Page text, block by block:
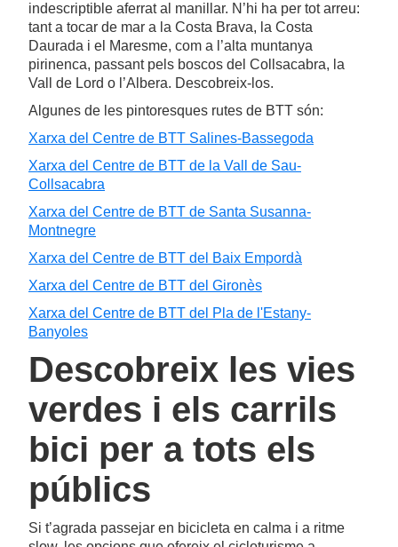
indescriptible aferrat al manillar. N’hi ha per tot arreu:
tant a tocar de mar a la Costa Brava, la Costa
Daurada i el Maresme, com a l’alta muntanya
pirinenca, passant pels boscos del Collsacabra, la
Vall de Lord o l’Albera. Descobreix-los.
Algunes de les pintoresques rutes de BTT són:
Xarxa del Centre de BTT Salines-Bassegoda
Xarxa del Centre de BTT de la Vall de Sau-
Collsacabra
Xarxa del Centre de BTT de Santa Susanna-
Montnegre
Xarxa del Centre de BTT del Baix Empordà
Xarxa del Centre de BTT del Gironès
Xarxa del Centre de BTT del Pla de l'Estany-
Banyoles
Descobreix les vies
verdes i els carrils
bici per a tots els
públics
Si t’agrada passejar en bicicleta en calma i a ritme